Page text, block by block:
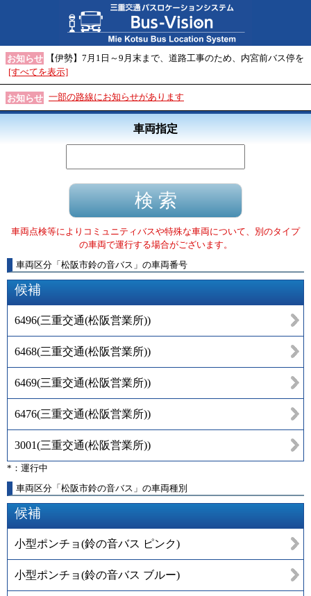
お知らせ
【伊勢】7月1日～9月末まで、道路工事のため、内宮前バス停を
[すべてを表示]
お知らせ 一部の路線にお知らせがあります
車両指定
車両点検等によりコミュニティバスや特殊な車両について、別のタイプ
の車両で運行する場合がございます。
車両区分 「 松阪市鈴の音バス 」 の車両番号
候補
6496(三重交通(松阪営業所))
6468(三重交通(松阪営業所))
6469(三重交通(松阪営業所))
6476(三重交通(松阪営業所))
3001(三重交通(松阪営業所))
*：運行中
車両区分「松阪市鈴の音バス」の車両種別
候補
小型ポンチョ(鈴の音バス ピンク)
小型ポンチョ(鈴の音バス ブルー)